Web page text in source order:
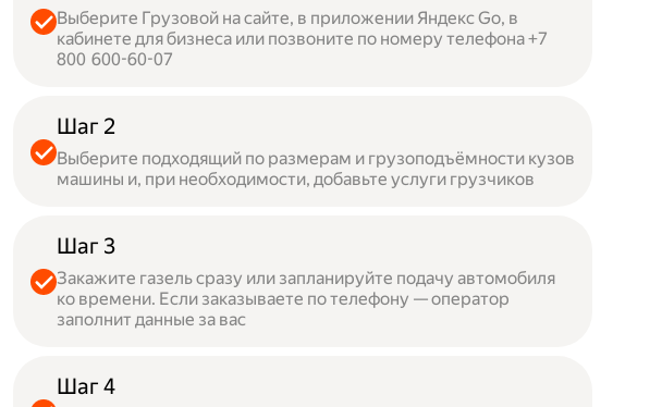
Выберите Грузовой на сайте, в приложении Яндекс Go, в
кабинете для бизнеса или позвоните по номеру телефона +7
800 600-60-07
Шаг 2
Выберите подходящий по размерам и грузоподъёмности кузов
машины и, при необходимости, добавьте услуги грузчиков
Шаг 3
Закажите газель сразу или запланируйте подачу автомобиля
ко времени. Если заказываете по телефону — оператор
заполнит данные за вас
Шаг 4